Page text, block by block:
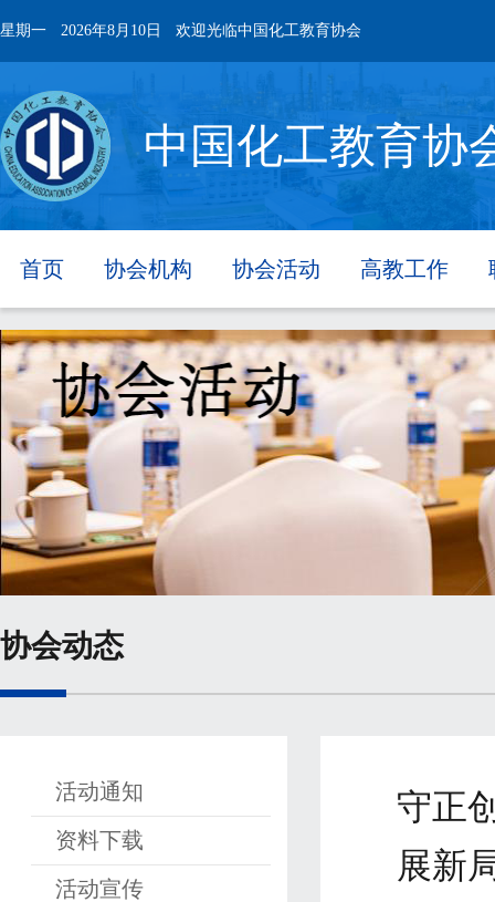
星期一 2026年8月10日 欢迎光临中国化工教育协会
中国化工教育协
首页 协会机构 协会活动 高教工作
协会动态
活动通知
资料下载
活动宣传
守正
展新